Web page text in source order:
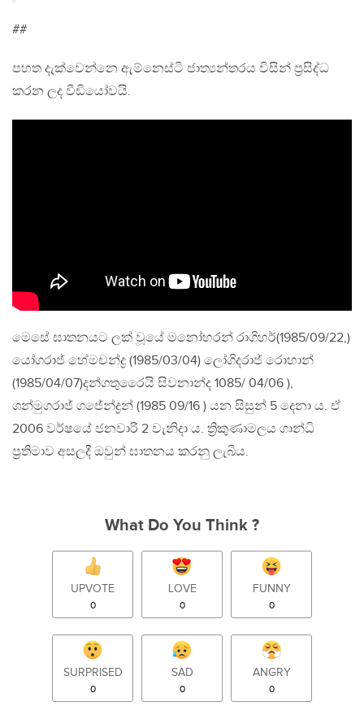
##
පහත දැක්වෙන්නෙ ඇම්නෙස්ටි ජාත්‍යන්තරය විසින් ප්‍ර‍සිද්ධ
කරන ලද වීඩියෝවයි.
මෙසේ ඝාතනයට ලක් වූයේ මනෝහරන් රාගිහර්(1985/09/22,)
යෝගරාජ් හේමචන්ද්‍ර (1985/03/04) ලෝගිදරාජ් රොහාන්
(1985/04/07)දන්ගතු​​රෛයි සිවනාන්ද 1085/ 04/06 ),
ශන්මුගරාජ් ගජේන්ද්‍රන් (1985 09/16 ) යන සිසුන් 5 දෙනා ය. ඒ
2006 වර්ෂයේ ජනවාරි 2 වැනිදා ය. ත්‍රිකුණාමලය ගාන්ධි
ප්‍රතිමාව අසලදී ඔවුන් ඝාතනය කරනු ලැබීය.
What Do You Think ?
UPVOTE
0
LOVE
0
FUNNY
0
SURPRISED
0
SAD
0
ANGRY
0